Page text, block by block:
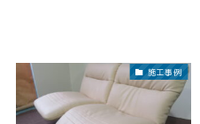
施工事例